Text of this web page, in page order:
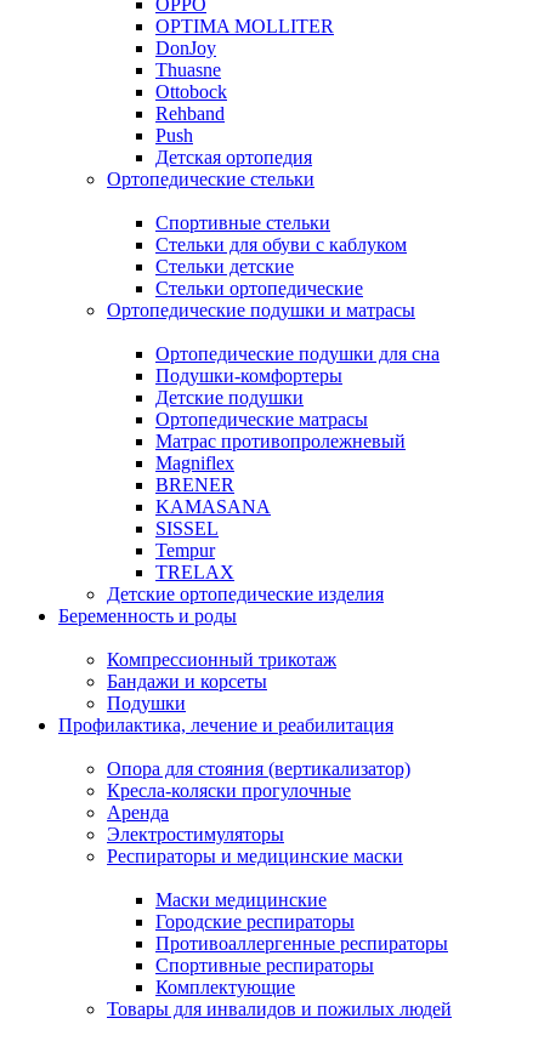
OPPO
OPTIMA MOLLITER
DonJoy
Thuasne
Ottobock
Rehband
Push
Детская ортопедия
Ортопедические стельки
Спортивные стельки
Стельки для обуви с каблуком
Стельки детские
Стельки ортопедические
Ортопедические подушки и матрасы
Ортопедические подушки для сна
Подушки-комфортеры
Детские подушки
Ортопедические матрасы
Матрас противопролежневый
Magniflex
BRENER
KAMASANA
SISSEL
Tempur
TRELAX
Детские ортопедические изделия
Беременность и роды
Компрессионный трикотаж
Бандажи и корсеты
Подушки
Профилактика, лечение и реабилитация
Опора для стояния (вертикализатор)
Кресла-коляски прогулочные
Аренда
Электростимуляторы
Респираторы и медицинские маски
Маски медицинские
Городские респираторы
Противоаллергенные респираторы
Спортивные респираторы
Комплектующие
Товары для инвалидов и пожилых людей